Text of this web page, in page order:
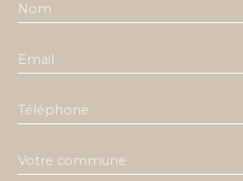
Nom
Email
Téléphone
Votre commune